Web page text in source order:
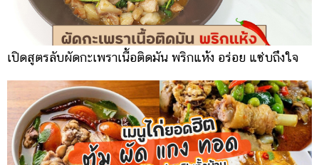
เปิดสูตรลับผัดกะเพราเนื้อติดมัน พริกแห้ง อร่อย แซ่บถึงใจ